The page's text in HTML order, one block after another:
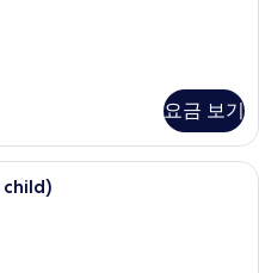
요금 보기
1 개의 침실, 미니바, 객실 내 금고, 책상
child)